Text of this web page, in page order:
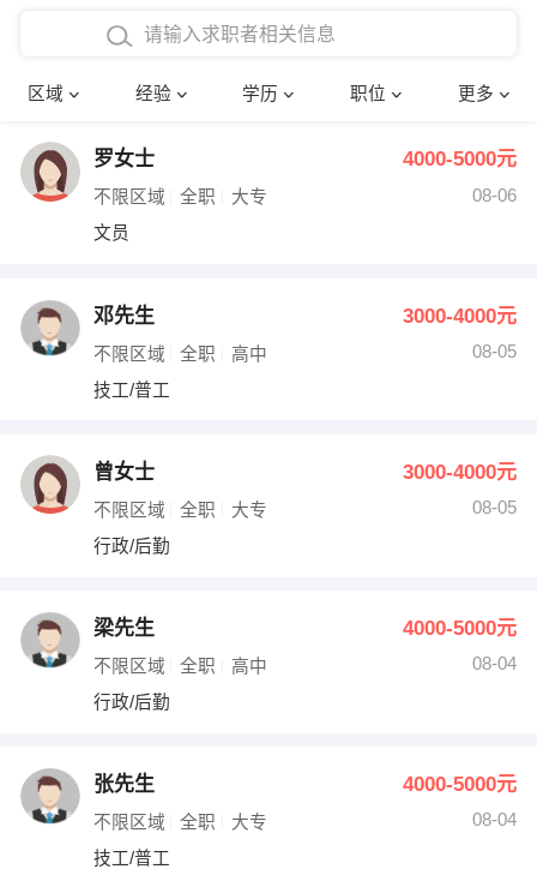
区域 经验 学历 职位 更多
在校学生工作经验
四年以上工作经验
五年以上工作经验
博士
文员 护士
财务会计
网络IT
收银员
水电/机修
编辑 法律
其他职位
确定
罗女士 4000-5000元
不限区域 全职 大专
08-06
文员
邓先生 3000-4000元
不限区域 全职 高中
08-05
技工/普工
曾女士 3000-4000元
不限区域 全职 大专
08-05
行政/后勤
梁先生 4000-5000元
不限区域 全职 高中
08-04
行政/后勤
张先生 4000-5000元
不限区域 全职 大专
08-04
技工/普工